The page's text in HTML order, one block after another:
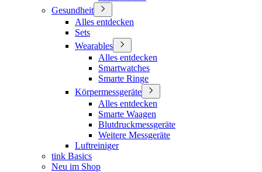
Gesundheit
Alles entdecken
Sets
Wearables
Alles entdecken
Smartwatches
Smarte Ringe
Körpermessgeräte
Alles entdecken
Smarte Waagen
Blutdruckmessgeräte
Weitere Messgeräte
Luftreiniger
tink Basics
Neu im Shop